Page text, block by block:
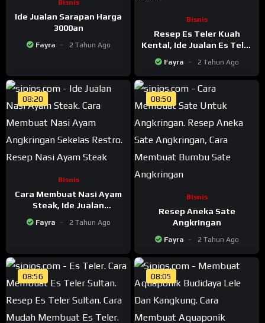
Bisnis
Ide Jualan Sarapan Harga
3000an
Fayra 2 Tahun Ago
Bisnis
Resep Es Teler Kuah
Kental, Ide Jualan Es Teler
Sultan Yang Bikin Auto
Laris
Fayra 2 Tahun Ago
08:20
Bisnis
Cara Membuat Nasi Ayam
Steak, Ide Jualan
Angkringan Sekelas
Restro
Fayra 2 Tahun Ago
08:50
Bisnis
Resep Aneka Sate
Angkringan
Fayra 2 Tahun Ago
08:56 08:05